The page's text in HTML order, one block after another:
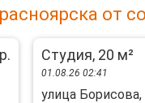
от
Студия, 20 м²
01.08.26 02:41
улица Борисова,